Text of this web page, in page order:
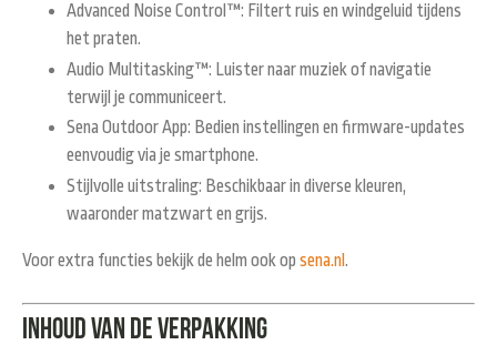
Advanced Noise Control™: Filtert ruis en windgeluid tijdens
het praten.
Audio Multitasking™: Luister naar muziek of navigatie
terwijl je communiceert.
Sena Outdoor App: Bedien instellingen en firmware-updates
eenvoudig via je smartphone.
Stijlvolle uitstraling: Beschikbaar in diverse kleuren,
waaronder matzwart en grijs.
Voor extra functies bekijk de helm ook op sena.nl.
Inhoud van de verpakking